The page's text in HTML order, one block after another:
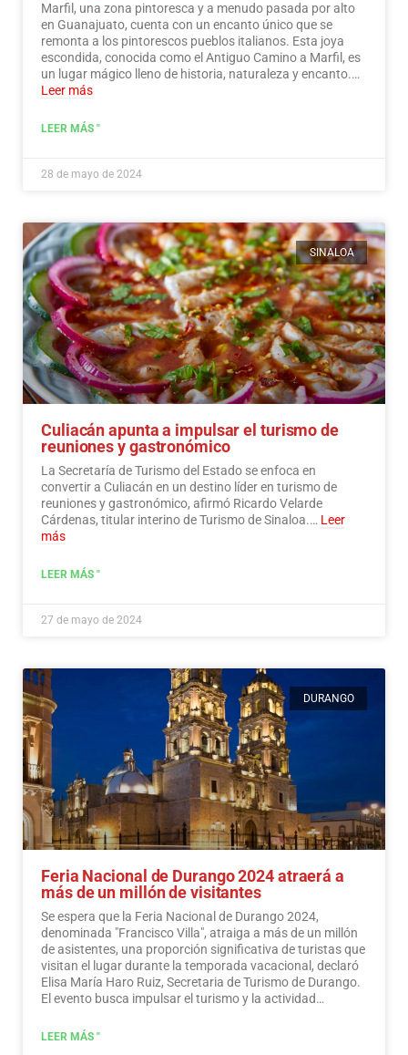
Marfil, una zona pintoresca y a menudo pasada por alto
en Guanajuato, cuenta con un encanto único que se
remonta a los pintorescos pueblos italianos. Esta joya
escondida, conocida como el Antiguo Camino a Marfil, es
un lugar mágico lleno de historia, naturaleza y encanto.…
Leer más
LEER MÁS "
28 de mayo de 2024
SINALOA
Culiacán apunta a impulsar el turismo de
reuniones y gastronómico
La Secretaría de Turismo del Estado se enfoca en
convertir a Culiacán en un destino líder en turismo de
reuniones y gastronómico, afirmó Ricardo Velarde
Cárdenas, titular interino de Turismo de Sinaloa.… Leer
más
LEER MÁS "
27 de mayo de 2024
DURANGO
Feria Nacional de Durango 2024 atraerá a
más de un millón de visitantes
Se espera que la Feria Nacional de Durango 2024,
denominada "Francisco Villa", atraiga a más de un millón
de asistentes, una proporción significativa de turistas que
visitan el lugar durante la temporada vacacional, declaró
Elisa María Haro Ruiz, Secretaria de Turismo de Durango.
El evento busca impulsar el turismo y la actividad
LEER MÁS "